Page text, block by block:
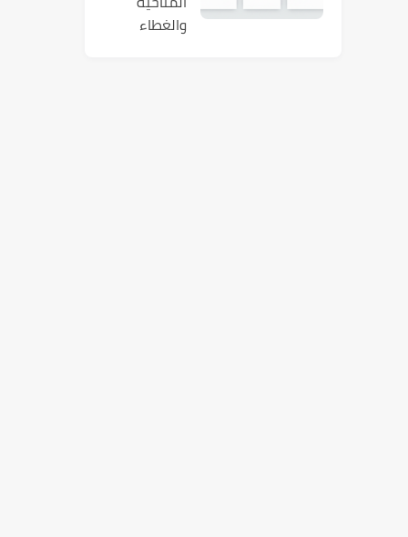
والغطاء